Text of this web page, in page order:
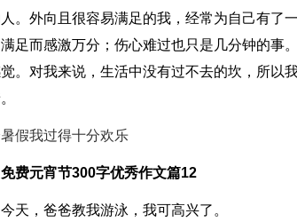
。外向且很容易满足的我，经常为自己有了
足而感激万分；伤心难过也只是几分钟的事
。对我来说，生活中没有过不去的坎，所以
假我过得十分欢乐
免费元宵节300字优秀作文篇12
今天，爸爸教我游泳，我可高兴了。